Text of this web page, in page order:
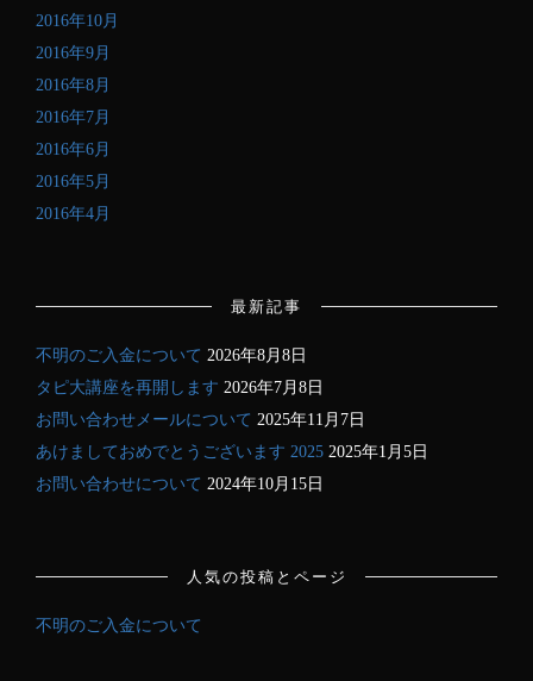
2016年10月
2016年9月
2016年8月
2016年7月
2016年6月
2016年5月
2016年4月
最新記事
不明のご入金について 2026年8月8日
タピ大講座を再開します 2026年7月8日
お問い合わせメールについて 2025年11月7日
あけましておめでとうございます 2025 2025年1月5日
お問い合わせについて 2024年10月15日
人気の投稿とページ
不明のご入金について